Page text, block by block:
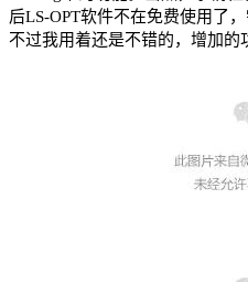
后LS-OPT软件不在免费使用了
不过我用着还是不错的，增加的